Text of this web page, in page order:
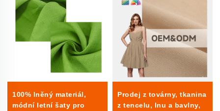
100% lněný materiál,
módní letní šaty pro
Prodej z továrny, tkanina
z tencelu, lnu a bavlny,